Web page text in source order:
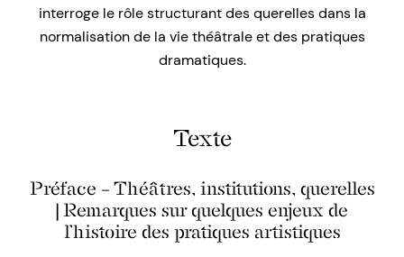
interroge le rôle structurant des querelles dans la
normalisation de la vie théâtrale et des pratiques
dramatiques.
Texte
Préface – Théâtres, institutions, querelles
| Remarques sur quelques enjeux de
l’histoire des pratiques artistiques